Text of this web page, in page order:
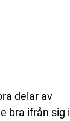
delar av
bra ifrån sig i